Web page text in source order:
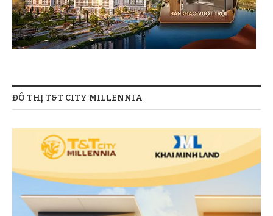
5.8km.
Cách chợ Bến Thành, TT Quận 1 chỉ 7km.
ĐÔ THỊ T&T CITY MILLENNIA